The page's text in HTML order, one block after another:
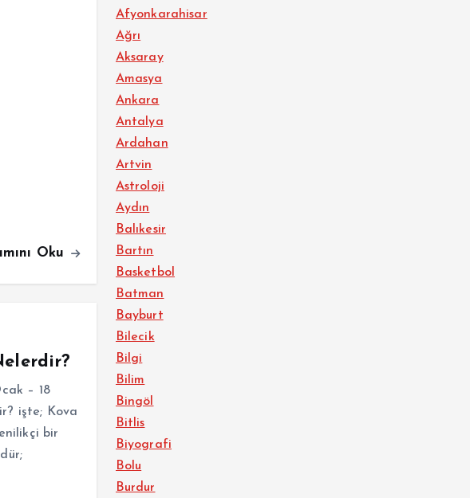
Oku
– 18
işte; Kova
bir
Afyonkarahisar
Ağrı
Aksaray
Amasya
Ankara
Antalya
Ardahan
Artvin
Astroloji
Aydın
Balıkesir
Bartın
Basketbol
Batman
Bayburt
Bilecik
Bilgi
Bilim
Bingöl
Bitlis
Biyografi
Bolu
Burdur